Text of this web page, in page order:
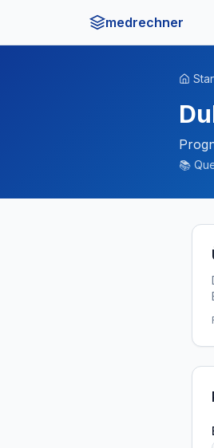
medrechner
📚